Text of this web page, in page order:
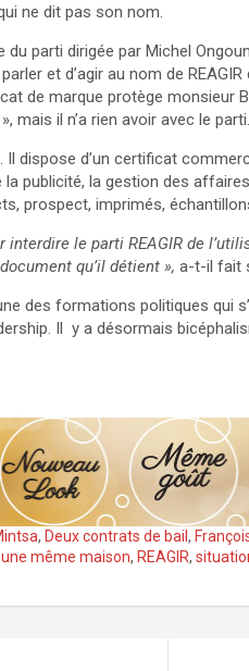
ne dit pas son nom.
du parti dirigée par Michel
et d’agir au nom de
de marque protège
mais il n’a rien avoir avec le parti.
dispose d’un certificat
publicité, la gestion des
prospect, imprimés,
le parti REAGIR de
qu’il détient », a-t-il fait
des formations politiques qui
Il y a désormais
, Deux contrats de bail ,
même maison, REAGIR,